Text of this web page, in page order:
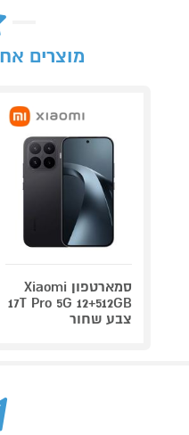
מוצרים
סמארטפון Xiaomi
17T Pro 5G 12+512GB
צבע שחור